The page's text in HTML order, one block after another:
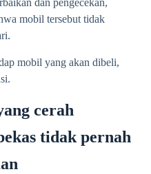
dan pengecekan,
mobil tersebut tidak
mobil yang akan dibeli,
cerah
tidak pernah